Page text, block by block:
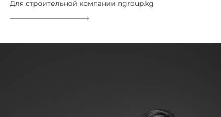
Для строительной компании ngroup.kg